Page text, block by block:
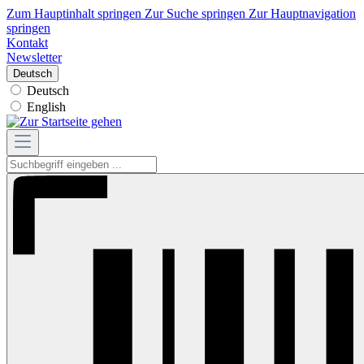
Zum Hauptinhalt springen Zur Suche springen Zur Hauptnavigation
springen
Kontakt
Newsletter
Deutsch
Deutsch
English